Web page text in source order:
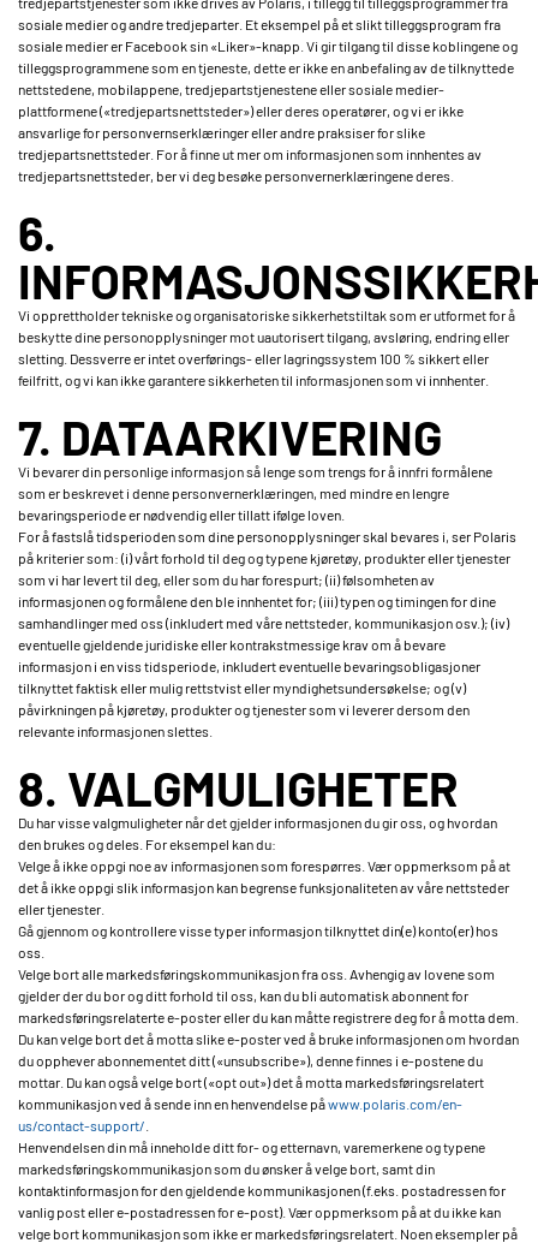
sosiale medier og andre tredjeparter. Et eksempel på et slikt tilleggsprogram fra
sosiale medier er Facebook sin «Liker»-knapp. Vi gir tilgang til disse koblingene og
tilleggsprogrammene som en tjeneste, dette er ikke en anbefaling av de tilknyttede
nettstedene, mobilappene, tredjepartstjenestene eller sosiale medier-
plattformene («tredjepartsnettsteder») eller deres operatører, og vi er ikke
ansvarlige for personvernserklæringer eller andre praksiser for slike
tredjepartsnettsteder. For å finne ut mer om informasjonen som innhentes av
tredjepartsnettsteder, ber vi deg besøke personvernerklæringene deres.
6.
Vi opprettholder tekniske og organisatoriske sikkerhetstiltak som er utformet for å
beskytte dine personopplysninger mot uautorisert tilgang, avsløring, endring eller
sletting. Dessverre er intet overførings- eller lagringssystem 100 % sikkert eller
feilfritt, og vi kan ikke garantere sikkerheten til informasjonen som vi innhenter.
7. DATAARKIVERING
Vi bevarer din personlige informasjon så lenge som trengs for å innfri formålene
som er beskrevet i denne personvernerklæringen, med mindre en lengre
bevaringsperiode er nødvendig eller tillatt ifølge loven.
For å fastslå tidsperioden som dine personopplysninger skal bevares i, ser Polaris
på kriterier som: (i) vårt forhold til deg og typene kjøretøy, produkter eller tjenester
som vi har levert til deg, eller som du har forespurt; (ii) følsomheten av
informasjonen og formålene den ble innhentet for; (iii) typen og timingen for dine
samhandlinger med oss (inkludert med våre nettsteder, kommunikasjon osv.); (iv)
eventuelle gjeldende juridiske eller kontrakstmessige krav om å bevare
informasjon i en viss tidsperiode, inkludert eventuelle bevaringsobligasjoner
tilknyttet faktisk eller mulig rettstvist eller myndighetsundersøkelse; og (v)
påvirkningen på kjøretøy, produkter og tjenester som vi leverer dersom den
relevante informasjonen slettes.
8. VALGMULIGHETER
Du har visse valgmuligheter når det gjelder informasjonen du gir oss, og hvordan
den brukes og deles. For eksempel kan du:
Velge å ikke oppgi noe av informasjonen som forespørres. Vær oppmerksom på at
det å ikke oppgi slik informasjon kan begrense funksjonaliteten av våre nettsteder
eller tjenester.
Gå gjennom og kontrollere visse typer informasjon tilknyttet din(e) konto(er) hos
oss.
Velge bort alle markedsføringskommunikasjon fra oss. Avhengig av lovene som
gjelder der du bor og ditt forhold til oss, kan du bli automatisk abonnent for
markedsføringsrelaterte e-poster eller du kan måtte registrere deg for å motta dem.
Du kan velge bort det å motta slike e-poster ved å bruke informasjonen om hvordan
du opphever abonnementet ditt («unsubscribe»), denne finnes i e-postene du
mottar. Du kan også velge bort («opt out») det å motta markedsføringsrelatert
kommunikasjon ved å sende inn en henvendelse påwww.polaris.com/en-
us/contact-support/
Henvendelsen din må inneholde ditt for- og etternavn, varemerkene og typene
markedsføringskommunikasjon som du ønsker å velge bort, samt din
kontaktinformasjon for den gjeldende kommunikasjonen (f.eks. postadressen for
vanlig post eller e-postadressen for e-post). Vær oppmerksom på at du ikke kan
velge bort kommunikasjon som ikke er markedsføringsrelatert. Noen eksempler på